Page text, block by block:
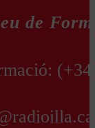
de